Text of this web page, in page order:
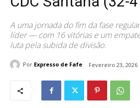
A uma jornada do fim da fase
líder — com 16 vitórias e um
luta pela subida de divisão.
Por Expresso de Fafe Fevereiro 23, 2026